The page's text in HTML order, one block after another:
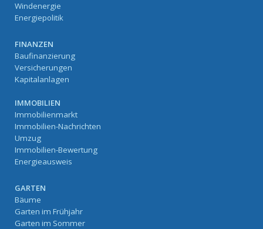
Windenergie
Energiepolitik
FINANZEN
Baufinanzierung
Versicherungen
Kapitalanlagen
IMMOBILIEN
Immobilienmarkt
Immobilien-Nachrichten
Umzug
Immobilien-Bewertung
Energieausweis
GARTEN
Bäume
Garten im Frühjahr
Garten im Sommer